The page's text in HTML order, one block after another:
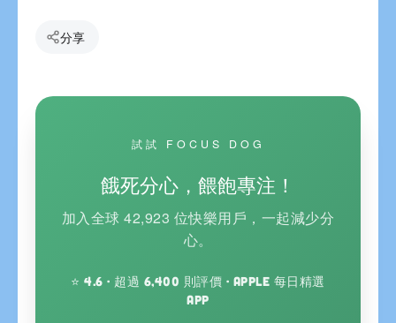
分享
試試 FOCUS DOG
餓死分心，餵飽專注！
加入全球 42,923 位快樂用戶，一起減少分
心。
⭐ 4.6 · 超過 6,400 則評價 · Apple 每日精選
App